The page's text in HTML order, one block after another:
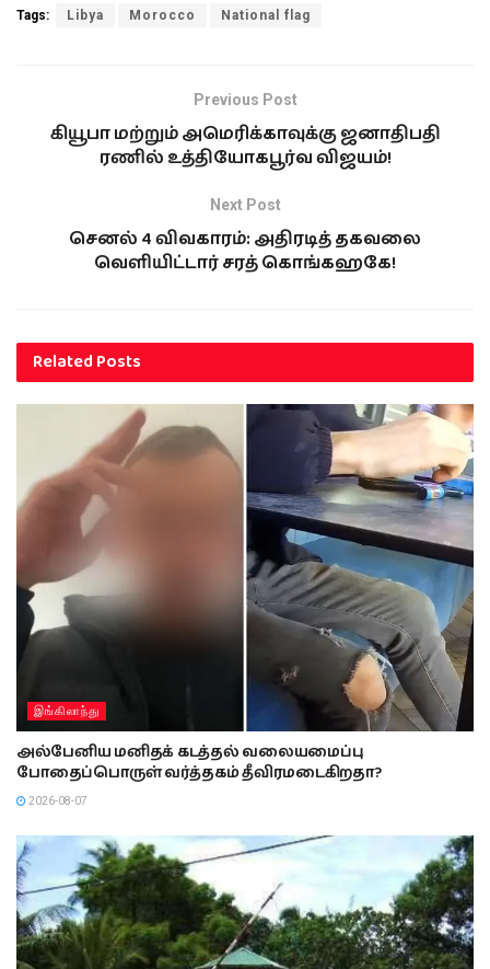
பிரதமர் ஷின்ஷோ
Tags: Libya Morocco National flag
Previous Post
கியூபா மற்றும் அமெரிக்காவுக்கு ஜனாதிபதி
ரணில் உத்தியோகபூர்வ விஜயம்!
Next Post
செனல் 4 விவகாரம்: அதிரடித் தகவலை
வெளியிட்டார் சரத் கொங்கஹகே!
RelatedPosts
இங்கிலாந்து
அல்பேனிய மனிதக் கடத்தல் வலையமைப்பு
போதைப்பொருள் வர்த்தகம் தீவிரமடைகிறதா?
2026-08-07